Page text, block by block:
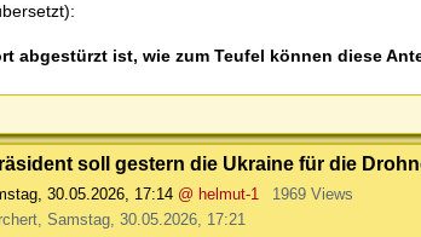
abgestürzt ist, wie zum Teufel können diese
soll gestern die Ukraine für die
30.05.2026, 17:14 @ helmut-1
1969 Views
Samstag, 30.05.2026, 17:21